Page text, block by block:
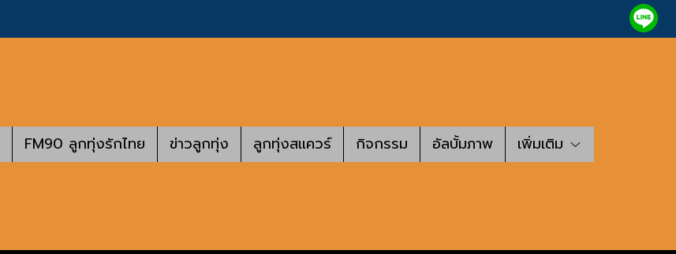
FM90 ลูกทุ่งรักไทย ข่าวลูกทุ่ง ลูกทุ่งสแควร์ กิจกรรม อัลบั้มภาพ เพิ่มเติม